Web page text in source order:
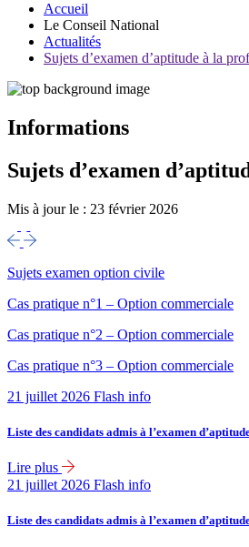
Accueil
Le Conseil National
Actualités
Sujets d’examen d’aptitude à la
Informations
Sujets d’examen
Mis à jour le : 23 février 2026
Sujets examen option civile
Cas pratique n°1 – Option commerciale
Cas pratique n°2 – Option commerciale
Cas pratique n°3 – Option commerciale
21 juillet 2026 Flash info
Liste des candidats admis à l’examen
Lire plus
21 juillet 2026 Flash info
Liste des candidats admis à l’examen